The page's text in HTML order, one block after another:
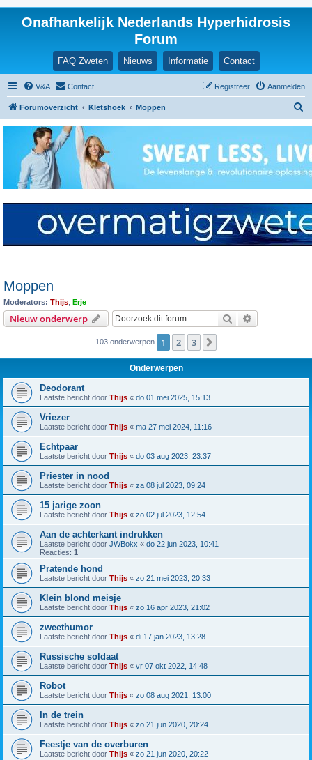
Onafhankelijk Nederlands Hyperhidrosis
Forum
FAQ Zweten Nieuws Informatie Contact
V&A Contact Aanmelden
Registreer
Forumoverzicht Kletshoek Moppen
k
Moppen
Moderators: Thijs Erje
Nieuw onderwerp Zoek
103 onderwerpen 1 2 3
Onderwerpen
Deodorant
Laatste bericht door Thijs « do 01 mei 2025, 15:13
Vriezer
Laatste bericht door Thijs « ma 27 mei 2024, 11:16
Echtpaar
Laatste bericht door Thijs « do 03 aug 2023, 23:37
Priester in nood
Laatste bericht door Thijs « za 08 jul 2023, 09:24
15 jarige zoon
Laatste bericht door Thijs « zo 02 jul 2023, 12:54
Aan de achterkant indrukken
Laatste bericht door JWBokx « do 22 jun 2023, 10:41
Reacties: 1
Pratende hond
Laatste bericht door Thijs « zo 21 mei 2023, 20:33
Klein blond meisje
Laatste bericht door Thijs « zo 16 apr 2023, 21:02
zweethumor
Laatste bericht door Thijs « di 17 jan 2023, 13:28
Russische soldaat
Laatste bericht door Thijs « vr 07 okt 2022, 14:48
Robot
Laatste bericht door Thijs « zo 08 aug 2021, 13:00
In de trein
Laatste bericht door Thijs « zo 21 jun 2020, 20:24
Feestje van de overburen
Laatste bericht door Thijs « zo 21 jun 2020, 20:22